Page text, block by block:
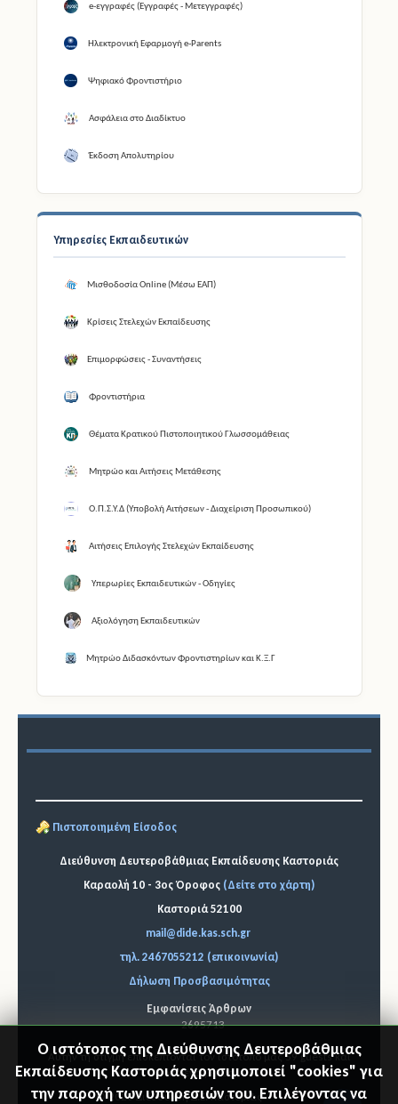
e-εγγραφές (Εγγραφές - Μετεγγραφές)
Ηλεκτρονική Εφαρμογή e-Parents
Ψηφιακό Φροντιστήριο
Ασφάλεια στο Διαδίκτυο
Έκδοση Απολυτηρίου
Υπηρεσίες Εκπαιδευτικών
Μισθοδοσία Online (Μέσω ΕΑΠ)
Κρίσεις Στελεχών Εκπαίδευσης
Επιμορφώσεις - Συναντήσεις
Φροντιστήρια
Θέματα Κρατικού Πιστοποιητικού Γλωσσομάθειας
Μητρώο και Αιτήσεις Μετάθεσης
Ο.Π.Σ.Υ.Δ (Υποβολή Αιτήσεων - Διαχείριση Προσωπικού)
Αιτήσεις Επιλογής Στελεχών Εκπαίδευσης
Υπερωρίες Εκπαιδευτικών - Οδηγίες
Αξιολόγηση Εκπαιδευτικών
Μητρώο Διδασκόντων Φροντιστηρίων και Κ.Ξ.Γ
Πιστοποιημένη Είσοδος
Διεύθυνση Δευτεροβάθμιας Εκπαίδευσης Καστοριάς
Καραολή 10 - 3ος Όροφος (Δείτε στο χάρτη)
Καστοριά 52100
mail@dide.kas.sch.gr
τηλ. 2467055212 (επικοινωνία)
Δήλωση Προσβασιμότητας
Εμφανίσεις Άρθρων
2695713
Αυτήν τη στιγμή επισκέπτονται τον ιστότοπό μας 59 guests και
κανένα μέλος
Ο ιστότοπος της Διεύθυνσης Δευτεροβάθμιας
Εκπαίδευσης Καστοριάς χρησιμοποιεί "cookies" για
την παροχή των υπηρεσιών του. Επιλέγοντας να
© 2026 Διεύθυνση Δ.Ε. Καστοριάς